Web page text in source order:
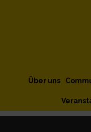
Über uns